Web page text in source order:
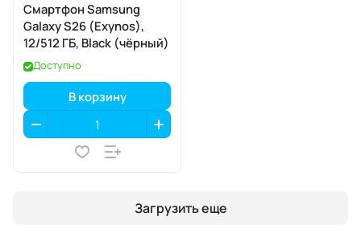
Смартфон Samsung
Galaxy S26 (Exynos),
12/512 ГБ, Black (чёрный)
Доступно
В корзину
Загрузить еще